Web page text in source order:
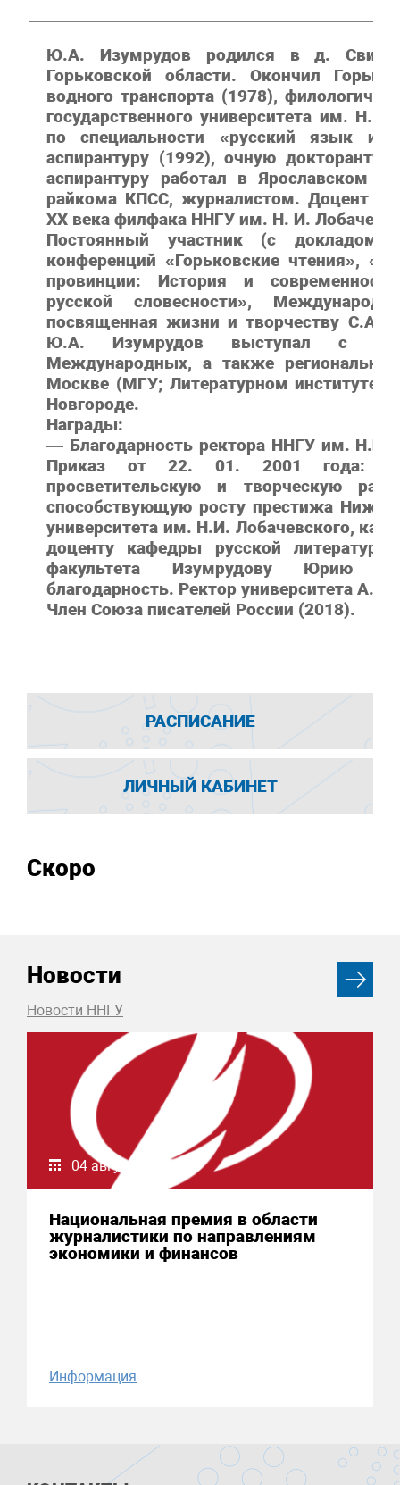
Ю.А. Изумрудов родился в д.
Горьковской области. Окончил
водного транспорта (1978),
государственного университета им. Н.
по специальности «русский язык и
аспирантуру (1992), очную
аспирантуру работал в Ярославском
райкома КПСС, журналистом. Доцент
ХХ века филфака ННГУ им. Н. И.
Постоянный участник (с докладом)
конференций «Горьковские чтения»,
провинции: История и
русской словесности»,
посвященная жизни и творчеству С.А.
Ю.А. Изумрудов выступал с
Международных, а также
Москве (МГУ; Литературном институте
Новгороде.
Награды:
— Благодарность ректора ННГУ им. Н.И.
Приказ от 22. 01. 2001 года:
просветительскую и творческую
способствующую росту престижа
университета им. Н.И. Лобачевского,
доценту кафедры русской
факультета Изумрудову Юрию
благодарность. Ректор университета
Член Союза писателей России (2018).
РАСПИСАНИЕ
ЛИЧНЫЙ КАБИНЕТ
Скоро
Новости
Новости ННГУ
04 августа 2026
Национальная премия в области
журналистики по направлениям
экономики и финансов
Информация